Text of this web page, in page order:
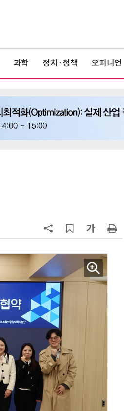
과학 정치·정책 오피니언
구광모 LG 회장, 내주 美 실리콘밸리
[르포] 정부 GPU 7656장 운영 최전
선…'NHN 팩토리X' 가보니
국산 CSP사 '마켓플레이스' 커졌
다…5개사 등록 솔루션 1439개
코히어, 통제 가능한 소버린 AI 지
원…“韓이 아태 승부처”